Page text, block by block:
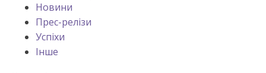
Новини
Прес-релізи
Успіхи
Інше